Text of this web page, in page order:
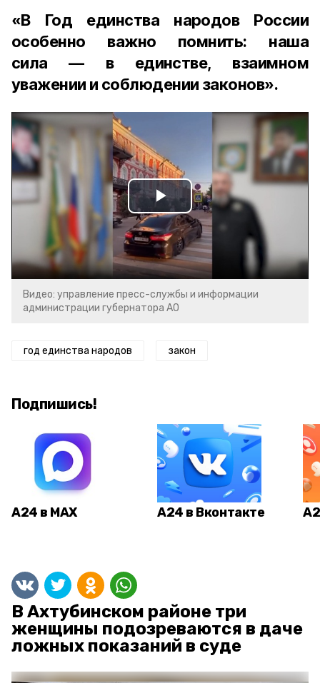
«В Год единства народов России
особенно важно помнить: наша
сила — в единстве, взаимном
уважении и соблюдении законов».
Play
Video
Видео: управление пресс-службы и информации
администрации губернатора АО
год единства народов закон
Подпишись!
А24 в MAX А24 в Вконтакте
В Ахтубинском районе три
женщины подозреваются в даче
ложных показаний в суде